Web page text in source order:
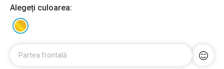
Alegeți culoarea:
Partea frontală